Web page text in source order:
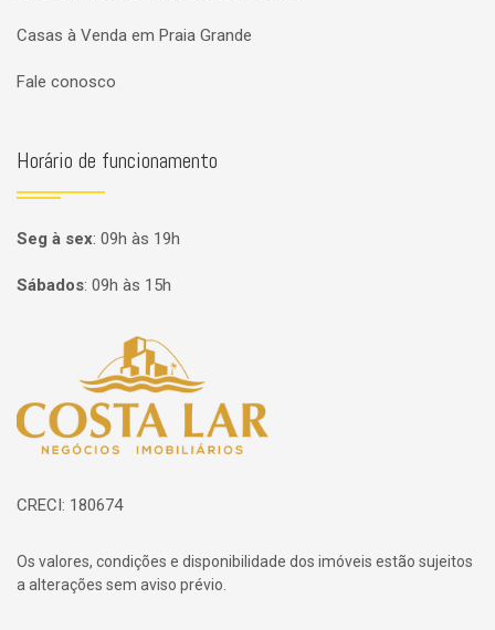
Casas à Venda em Praia Grande
Fale conosco
Horário de funcionamento
Seg à sex: 09h às 19h
Sábados: 09h às 15h
Página inicial
CRECI: 180674
Os valores, condições e disponibilidade dos imóveis estão sujeitos
a alterações sem aviso prévio.